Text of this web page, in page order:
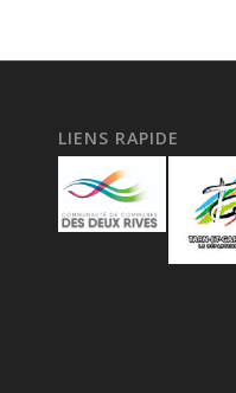
LIENS RAPIDE